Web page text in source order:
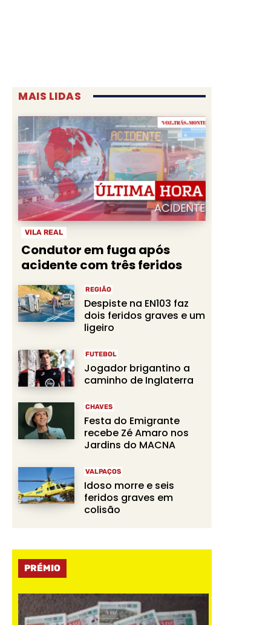
MAIS LIDAS
VILA REAL
Condutor em fuga após
acidente com três feridos
REGIÃO
Despiste na EN103 faz
dois feridos graves e um
ligeiro
FUTEBOL
Jogador brigantino a
caminho de Inglaterra
CHAVES
Festa do Emigrante
recebe Zé Amaro nos
Jardins do MACNA
VALPAÇOS
Idoso morre e seis
feridos graves em
colisão
PRÉMIO